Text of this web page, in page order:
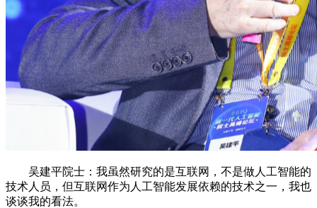
吴建平院士：我虽然研究的是互联网，不是做人工智能的
技术人员，但互联网作为人工智能发展依赖的技术之一，我也
谈谈我的看法。